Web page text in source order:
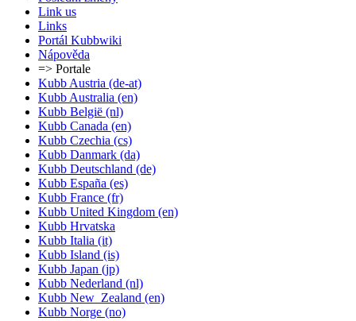
Link us
Links
Portál Kubbwiki
Nápověda
=> Portale
Kubb Austria (de-at)
Kubb Australia (en)
Kubb België (nl)
Kubb Canada (en)
Kubb Czechia (cs)
Kubb Danmark (da)
Kubb Deutschland (de)
Kubb España (es)
Kubb France (fr)
Kubb United Kingdom (en)
Kubb Hrvatska
Kubb Italia (it)
Kubb Island (is)
Kubb Japan (jp)
Kubb Nederland (nl)
Kubb New_Zealand (en)
Kubb Norge (no)